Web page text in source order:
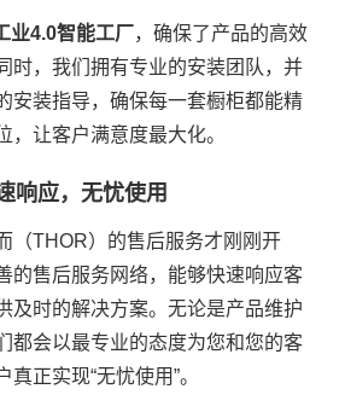
业4.0智能工厂，确保了产品的高效
时，我们拥有专业的安装团队，并
安装指导，确保每一套橱柜都能精
，让客户满意度最大化。
响应，无忧使用
（THOR）的售后服务才刚刚开
的售后服务网络，能够快速响应客
及时的解决方案。无论是产品维护
都会以最专业的态度为您和您的客
正实现“无忧使用”。